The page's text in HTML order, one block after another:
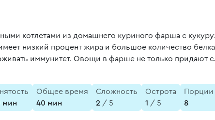
котлетами из домашнего куриного фарша с
низкий процент жира и большое количество
иммунитет. Овощи в фарше не только придают
мин
Общее время
40 мин
Сложность
2 / 5
Острота
1 / 5
Порции
8